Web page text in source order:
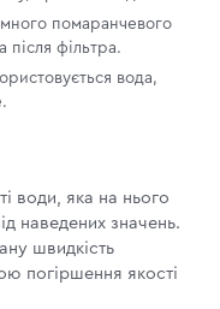
помаранчевого
після фільтра.
вода,
води, яка на нього
наведених значень.
швидкість
погіршення якості